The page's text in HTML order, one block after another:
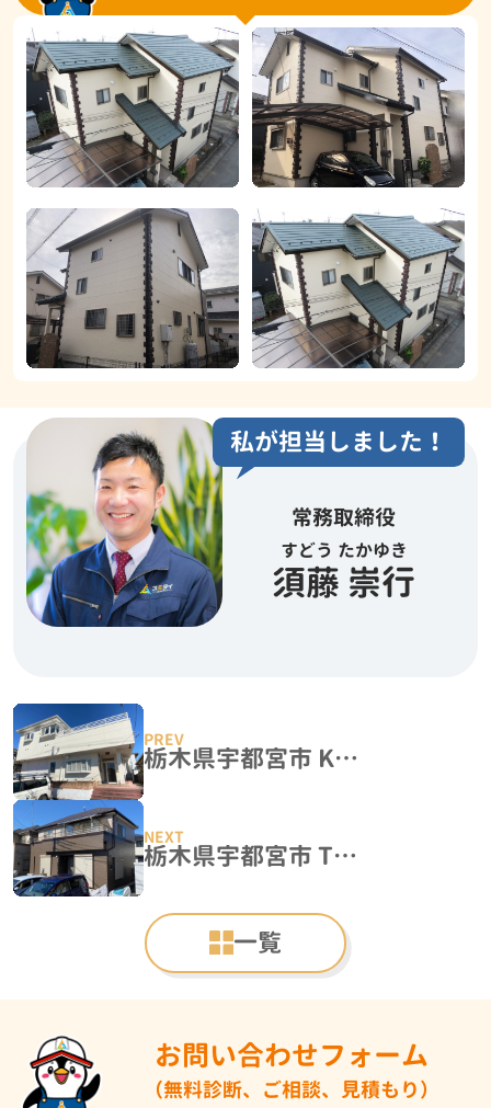
私が担当しました！
常務取締役
すどう たかゆき
須藤 崇行
栃木県宇都宮市 K様邸 屋根塗装・外壁塗装工事
一覧
栃木県宇都宮市 T様邸 外壁塗装工事
お問い合わせフォーム
（無料診断、ご相談、見積もり）